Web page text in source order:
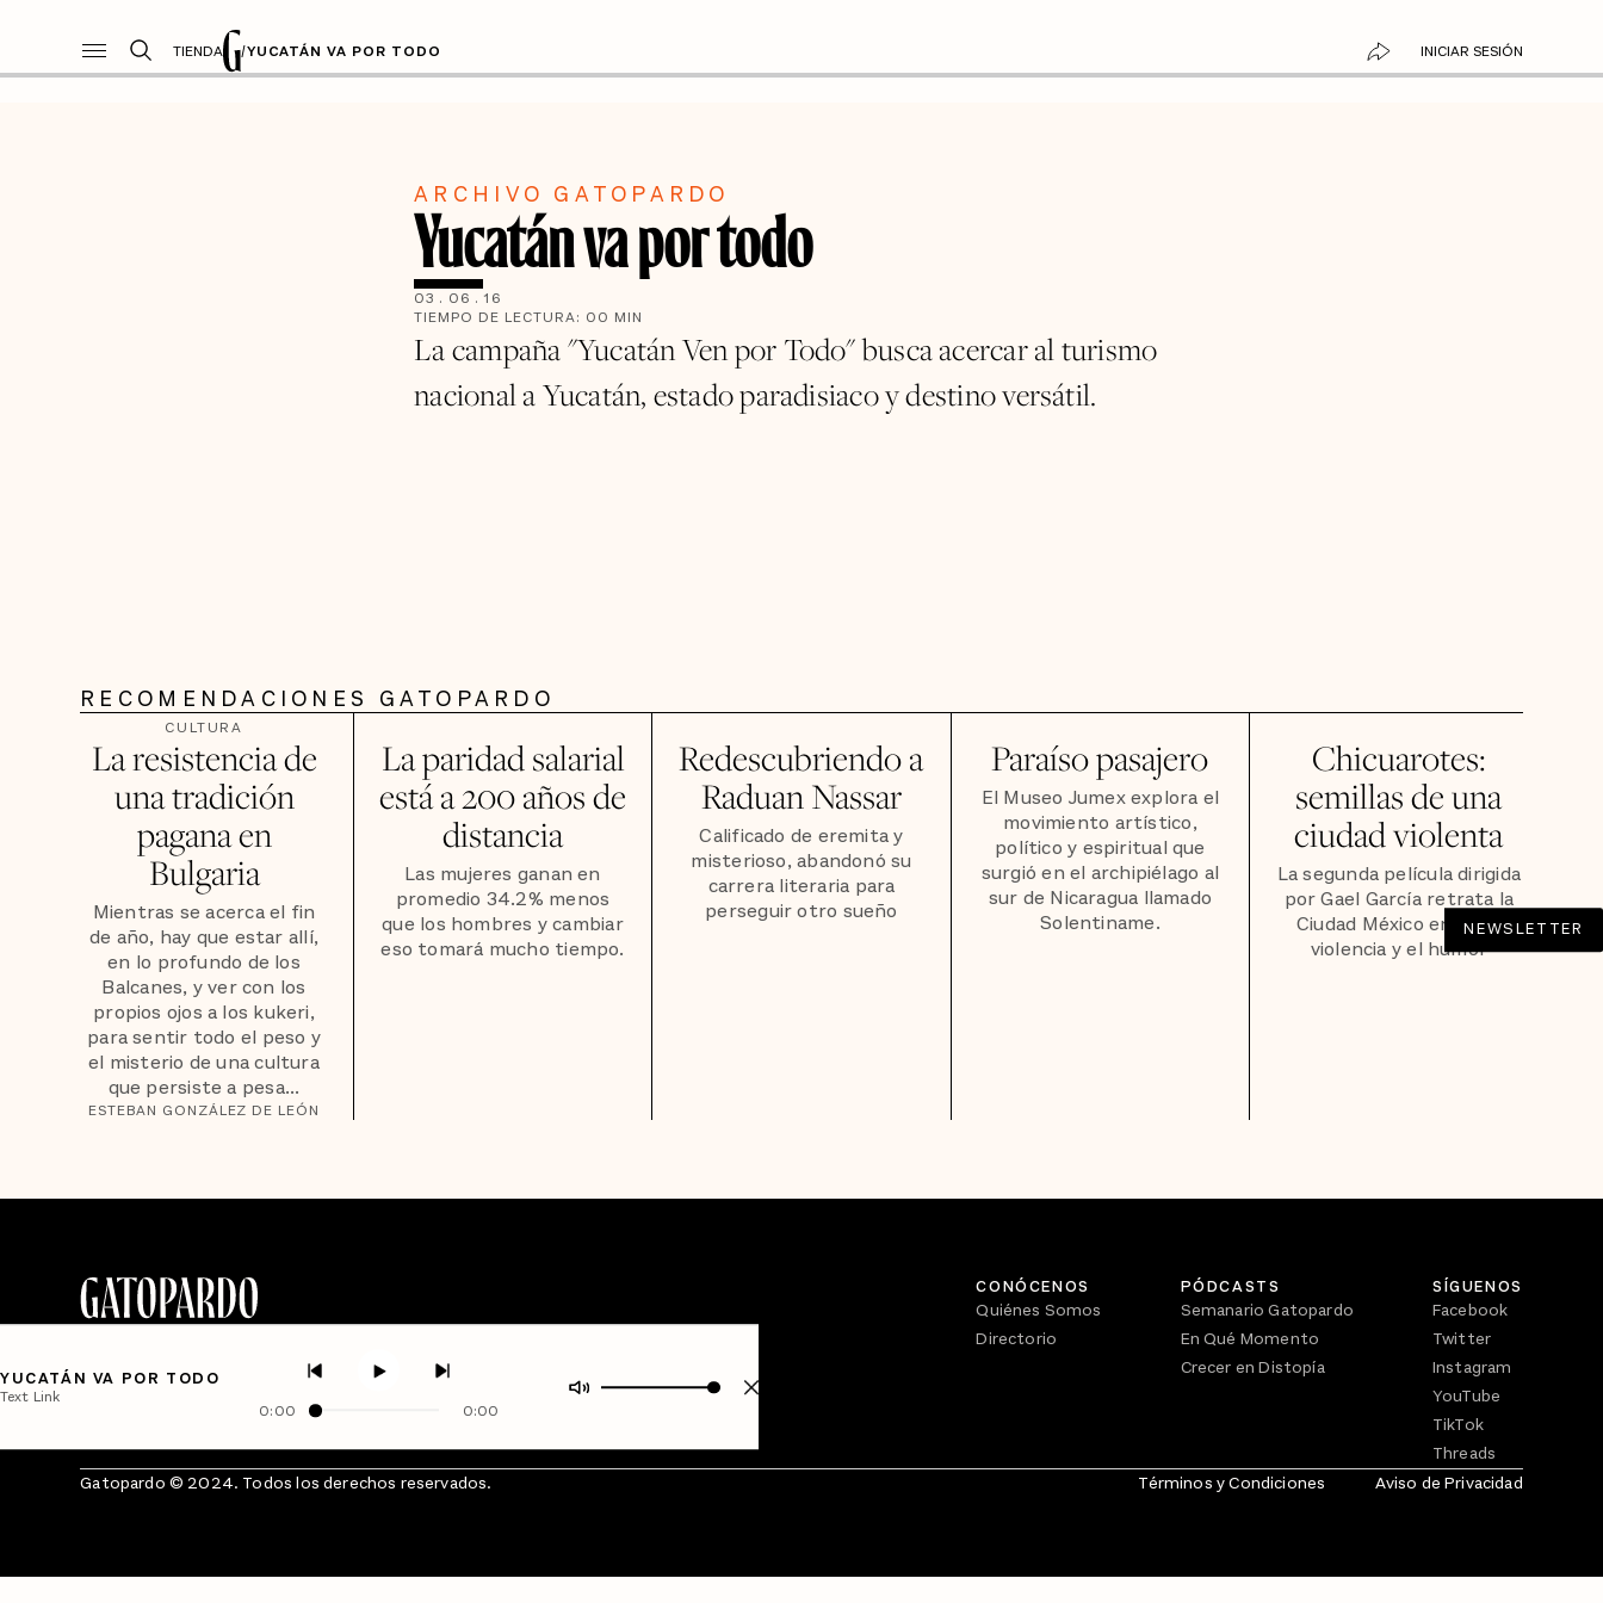
TIENDA /YUCATÁN VA POR TODO INICIAR SESIÓN
ARCHIVO GATOPARDO
Yucatán va por todo
03 . 06 . 16
TIEMPO DE LECTURA: 00 MIN
La campaña "Yucatán Ven por Todo" busca acercar al turismo
nacional a Yucatán, estado paradisiaco y destino versátil.
NEWSLETTER
RECOMENDACIONES GATOPARDO
CULTURA
La resistencia de
una tradición
pagana en
Bulgaria
Mientras se acerca el fin
de año, hay que estar allí,
en lo profundo de los
Balcanes, y ver con los
propios ojos a los kukeri,
para sentir todo el peso y
el misterio de una cultura
que persiste a pesa...
ESTEBAN GONZÁLEZ DE LEÓN
La paridad salarial
está a 200 años de
distancia
Las mujeres ganan en
promedio 34.2% menos
que los hombres y cambiar
eso tomará mucho tiempo.
Redescubriendo a
Raduan Nassar
Calificado de eremita y
misterioso, abandonó su
carrera literaria para
perseguir otro sueño
Paraíso pasajero
El Museo Jumex explora el
movimiento artístico,
político y espiritual que
surgió en el archipiélago al
sur de Nicaragua llamado
Solentiname.
Chicuarotes:
semillas de una
ciudad violenta
La segunda película dirigida
por Gael García retrata la
Ciudad México entre la
violencia y el humor
YUCATÁN VA POR TODO
Text Link
0:00 0:00
CONÓCENOS
Quiénes Somos
Directorio
PÓDCASTS
Semanario Gatopardo
En Qué Momento
Crecer en Distopía
SÍGUENOS
Facebook
Twitter
Instagram
YouTube
TikTok
Threads
Gatopardo © 2024. Todos los derechos reservados.
Términos y Condiciones Aviso de Privacidad